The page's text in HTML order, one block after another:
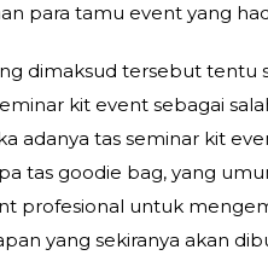
para tamu event yang
dimaksud tersebut tentu
kit event sebagai
adanya tas seminar kit
tas goodie bag, yang
profesional untuk
yang sekiranya akan